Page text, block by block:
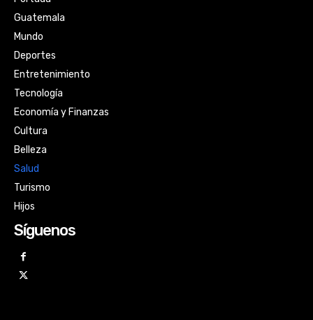
Guatemala
Mundo
Deportes
Entretenimiento
Tecnología
Economía y Finanzas
Cultura
Belleza
Salud
Turismo
Hijos
Síguenos